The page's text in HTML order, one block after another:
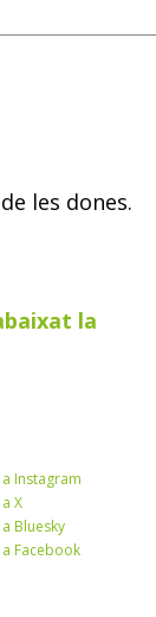
les dones.
la
Instagram
X
Bluesky
Facebook